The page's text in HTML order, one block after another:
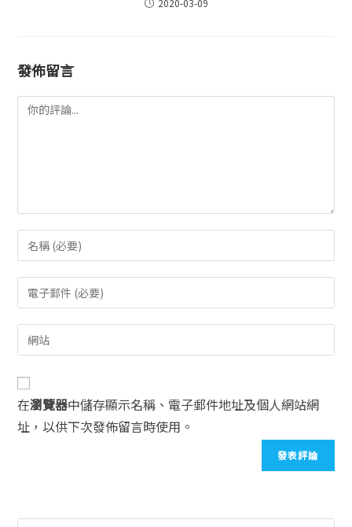
2020-03-09
發佈留言
在瀏覽器中儲存顯示名稱、電子郵件地址及個人網站網
址，以供下次發佈留言時使用。